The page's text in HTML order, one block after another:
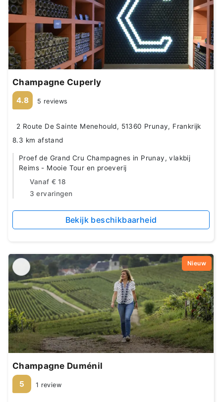
Champagne Cuperly
4.8 5 reviews
2 Route De Sainte Menehould, 51360 Prunay, Frankrijk
8.3 km afstand
Proef de Grand Cru Champagnes in Prunay, vlakbij
Reims - Mooie Tour en proeverij
Vanaf € 18
3 ervaringen
Bekijk beschikbaarheid
Nieuw
Champagne Duménil
5 1 review